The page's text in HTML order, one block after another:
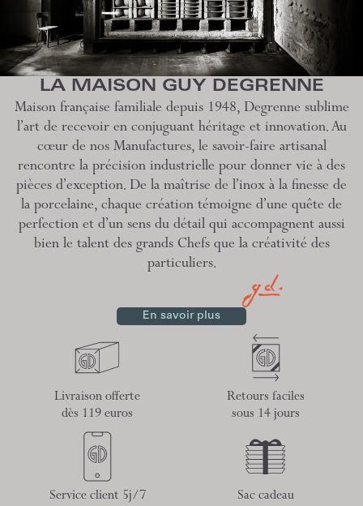
LA MAISON GUY DEGRENNE
Maison française familiale depuis 1948, Degrenne sublime
l’art de recevoir en conjuguant héritage et innovation. Au
cœur de nos Manufactures, le savoir-faire artisanal
rencontre la précision industrielle pour donner vie à des
pièces d’exception. De la maîtrise de l’inox à la finesse de
la porcelaine, chaque création témoigne d’une quête de
perfection et d’un sens du détail qui accompagnent aussi
bien le talent des grands Chefs que la créativité des
particuliers.
En savoir plus
Livraison offerte
dès 119 euros
Retours faciles
sous 14 jours
Service client 5j/7
Sac cadeau